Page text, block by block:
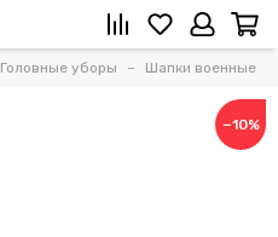
Головные уборы Шапки военные
−10%